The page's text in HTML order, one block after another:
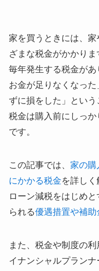
家を買うときには、
ざまな税金がかかり
毎年発生する税金が
お金が足りなくなっ
ずに損をした」という
税金は購入前にしっ
です。
この記事では、 家の購
にかかる税金を詳し
ローン減税をはじめ
られる優遇措置や補助
また、税金や制度の
イナンシャルプラン